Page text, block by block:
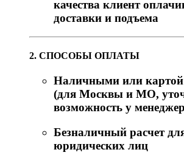
качества клиент
доставки и подъема
2. СПОСОБЫ ОПЛАТЫ
Наличными или
(для Москвы и МО,
возможность у
Безналичный расчет
юридических лиц